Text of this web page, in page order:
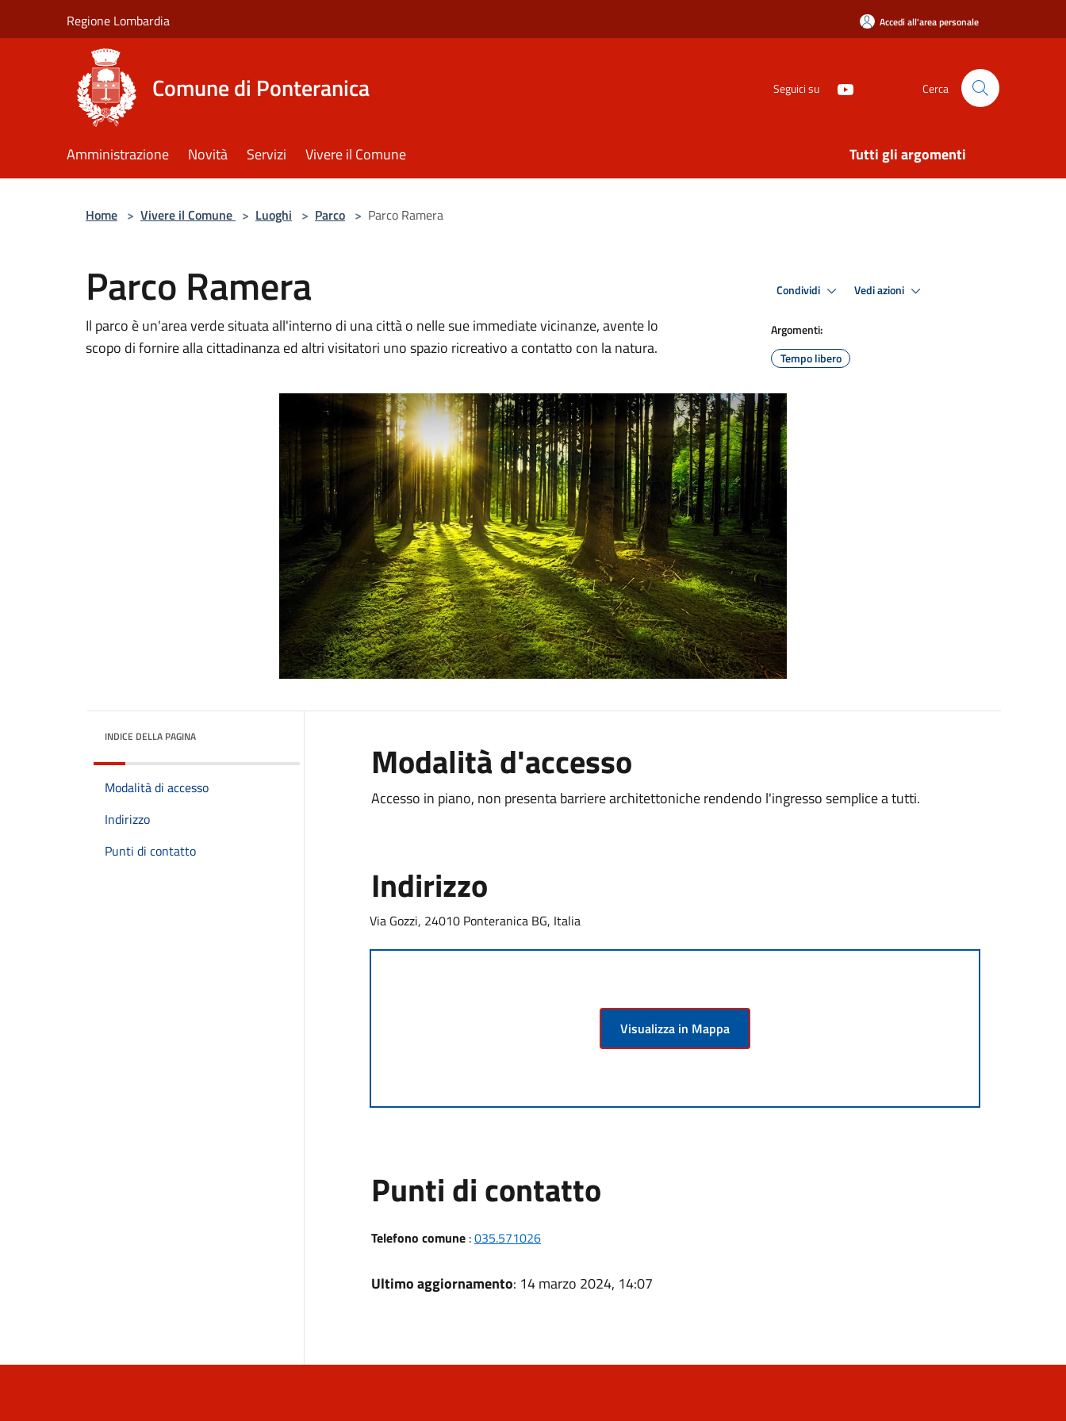
Regione Lombardia Accedi all'area personale
Comune di Ponteranica Seguici su Cerca
Amministrazione Novità Servizi Vivere il Comune Tutti gli argomenti
Home > Vivere il Comune > Luoghi > Parco > Parco Ramera
Parco Ramera
Il parco è un'area verde situata all'interno di una città o nelle sue immediate vicinanze, avente lo
scopo di fornire alla cittadinanza ed altri visitatori uno spazio ricreativo a contatto con la natura.
Condividi Vedi azioni
Argomenti:
Tempo libero
INDICE DELLA PAGINA
Modalità di accesso
Indirizzo
Punti di contatto
Modalità d'accesso
Accesso in piano, non presenta barriere architettoniche rendendo l'ingresso semplice a tutti.
Indirizzo
Via Gozzi, 24010 Ponteranica BG, Italia
Visualizza in Mappa
Punti di contatto
Telefono comune:035.571026
Ultimo aggiornamento: 14 marzo 2024, 14:07